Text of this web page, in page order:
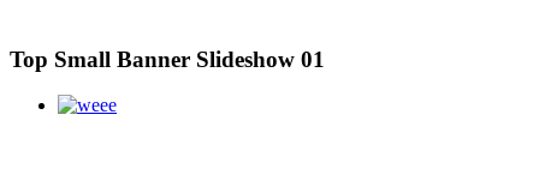
Top Small Banner Slideshow 01